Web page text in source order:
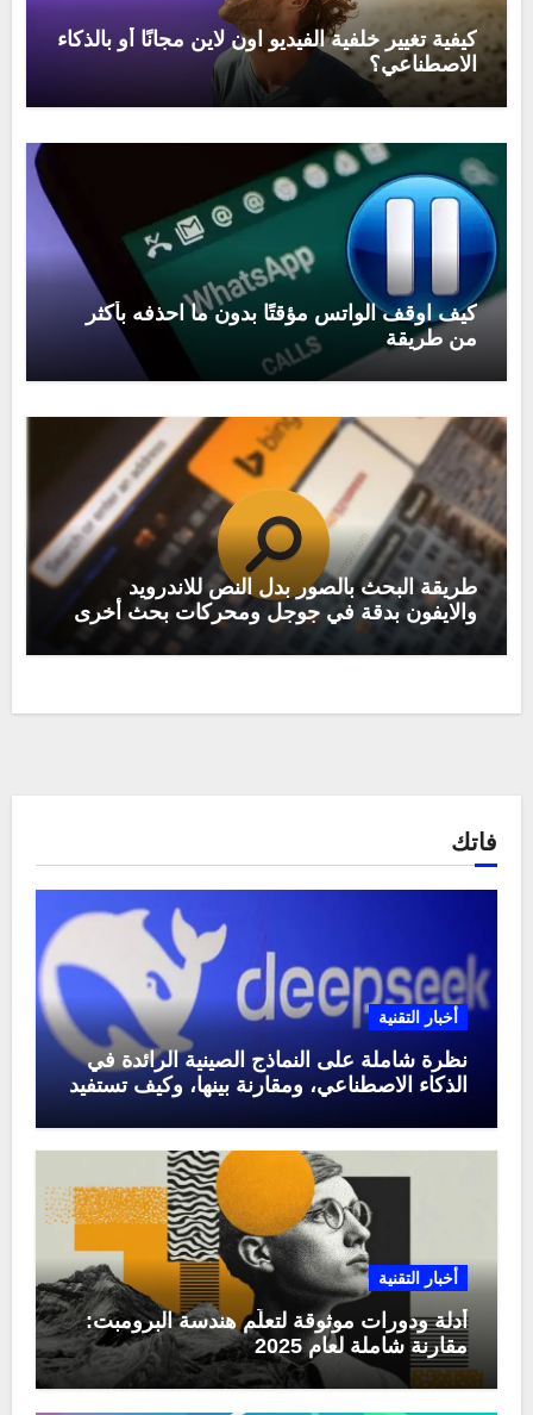
كيفية تغيير خلفية الفيديو اون لاين مجانًا أو بالذكاء
الاصطناعي؟
كيف اوقف الواتس مؤقتًا بدون ما احذفه بأكثر
من طريقة
طريقة البحث بالصور بدل النص للاندرويد
والايفون بدقة في جوجل ومحركات بحث أخرى
فاتك
أخبار التقنية
نظرة شاملة على النماذج الصينية الرائدة في
الذكاء الاصطناعي، ومقارنة بينها، وكيف تستفيد
أخبار التقنية
أدلة ودورات موثوقة لتعلّم هندسة البرومبت:
مقارنة شاملة لعام 2025